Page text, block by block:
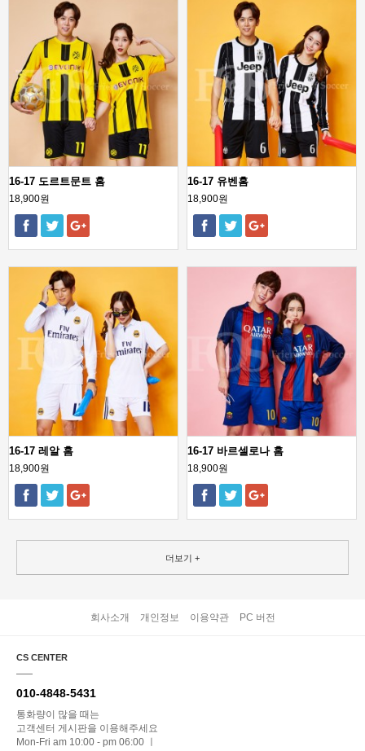
16-17 도르트문트 홈
18,900원
16-17 유벤홈
18,900원
16-17 레알 홈
18,900원
16-17 바르셀로나 홈
18,900원
더보기 +
회사소개 개인정보 이용약관 PC 버전
CS CENTER
010-4848-5431
통화량이 많을 때는
고객센터 게시판을 이용해주세요
Mon-Fri am 10:00 - pm 06:00 ㅣ